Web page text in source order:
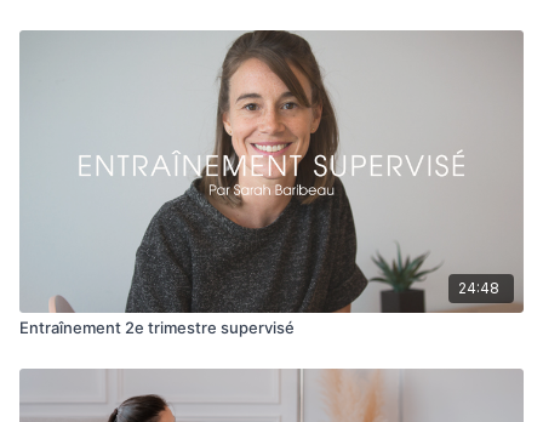
24:48
Entraînement 2e trimestre supervisé